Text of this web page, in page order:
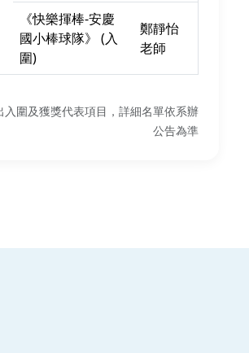
《快樂揮棒-安慶
國小棒球隊》 (入
圍)
鄭靜怡
老師
圍及獲獎代表項目，詳細名單依系辦
公告為準